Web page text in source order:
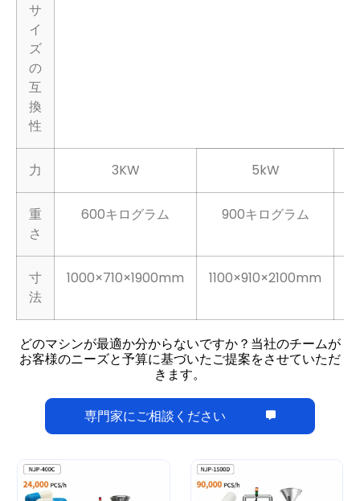
サ
イ
ズ
の
互
換
重
寸
どのマシンが最適か分からないですか？当社のチームが
お客様のニーズと予算に基づいたご提案をさせていただ
きます。
専門家にご相談ください